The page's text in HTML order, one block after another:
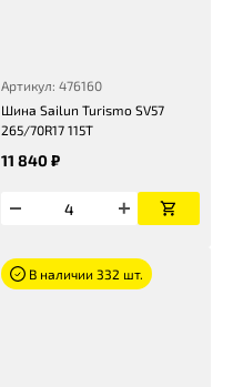
Артикул: 476160
Шина Sailun Turismo SV57
265/70R17 115T
11 840 ₽
В наличии 332 шт.